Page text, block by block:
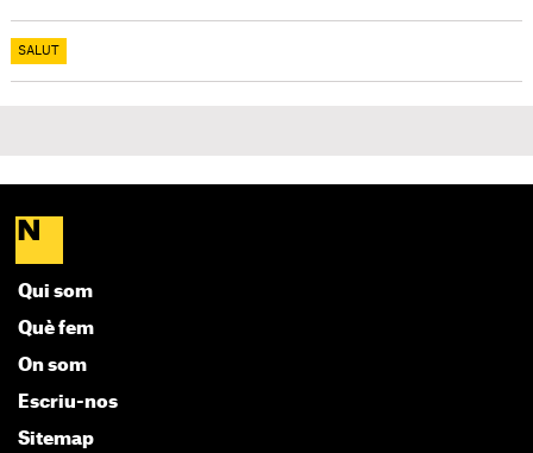
SALUT
Qui som
Què fem
On som
Escriu-nos
Sitemap